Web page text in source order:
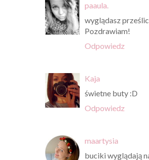
paaula.
wyglądasz
Pozdrawiam!
Odpowiedz
Kaja
świetne buty :D
Odpowiedz
maartysia
buciki wyglądają